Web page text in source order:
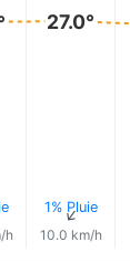
h
27.0°
1% Pluie
↑
10.0 km/h